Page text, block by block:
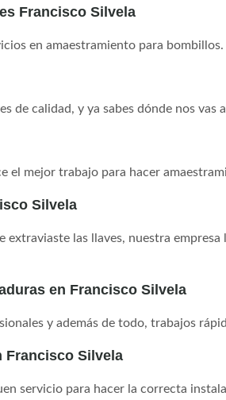
Francisco Silvela
en amaestramiento para bombillos.
de calidad, y ya sabes dónde nos vas
el mejor trabajo para hacer
Silvela
extraviaste las llaves, nuestra
en Francisco Silvela
y además de todo, trabajos
Francisco Silvela
servicio para hacer la correcta